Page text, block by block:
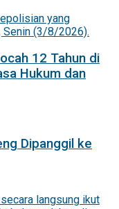
12 Tahun di
Hukum dan
Dipanggil ke